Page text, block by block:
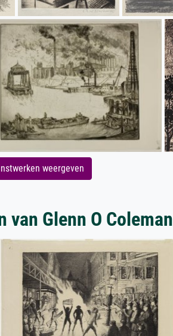
weergeven
Glenn O Coleman